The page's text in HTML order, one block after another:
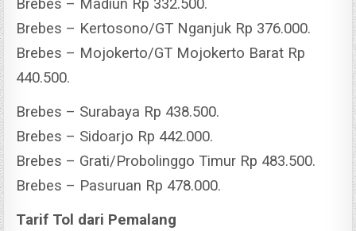
Brebes – Madiun Rp 332.500.
Brebes – Kertosono/GT Nganjuk Rp 376.000.
Brebes – Mojokerto/GT Mojokerto Barat Rp
440.500.
Brebes – Surabaya Rp 438.500.
Brebes – Sidoarjo Rp 442.000.
Brebes – Grati/Probolinggo Timur Rp 483.500.
Brebes – Pasuruan Rp 478.000.
Tarif Tol dari Pemalang